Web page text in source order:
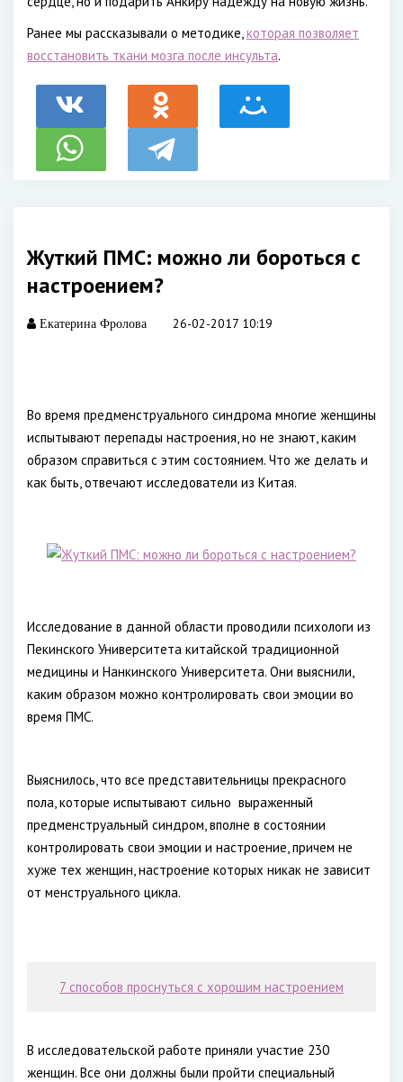
Ранее мы рассказывали о методике,которая позволяет
восстановить ткани мозга после инсульта.
Жуткий ПМС: можно ли бороться с
настроением?
Екатерина Фролова 26-02-2017 10:19
Во время предменструального синдрома многие женщины
испытывают перепады настроения, но не знают, каким
образом справиться с этим состоянием. Что же делать и
как быть, отвечают исследователи из Китая.
Исследование в данной области проводили психологи из
Пекинского Университета китайской традиционной
медицины и Нанкинского Университета. Они выяснили,
каким образом можно контролировать свои эмоции во
время ПМС.
Выяснилось, что все представительницы прекрасного
пола, которые испытывают сильно выраженный
предменструальный синдром, вполне в состоянии
контролировать свои эмоции и настроение, причем не
хуже тех женщин, настроение которых никак не зависит
от менструального цикла.
7 способов проснуться с хорошим настроением
В исследовательской работе приняли участие 230
женщин. Все они должны были пройти специальный